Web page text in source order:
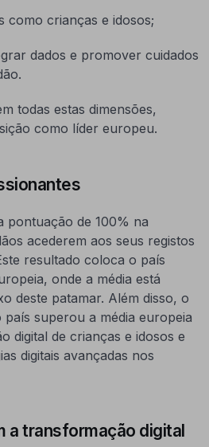
como crianças e idosos;
dados e promover cuidados
todas estas dimensões,
como líder europeu.
pontuação de 100% na
acederem aos seus registos
resultado coloca o país
onde a média está
deste patamar. Além disso, o
superou a média europeia
digital de crianças e idosos e
digitais avançadas nos
a transformação digital